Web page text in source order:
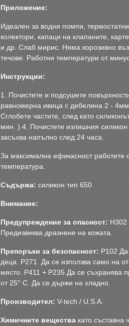
Приложение:
Идеален за водни помпи,
колектори, капаци на клапаните,
и др. Слаб мирис. Няма корозивно
течове. Работни температури от
Инструкции:
1. Почистете и подсушете
равномерна ивица с дебелина 2 -
Сглобете частите, след като
мин. ).4. Почистете излишния
засъхва напълно след 24 часа.
За максимална ефикасност работете
температура.
Съдържа: силикон тип 650
Внимание:
Предупреждение за опасност:
Предизвиква дразнене на кожата.
Препоръки за безопасност: P102
деца. P271 Да се използва само на
място. P411 + P235 Да се съхранява
от 25° С. Да се държи на хладно.
Производител: V-tech / U.S.A.
Химичните вещества като съставна